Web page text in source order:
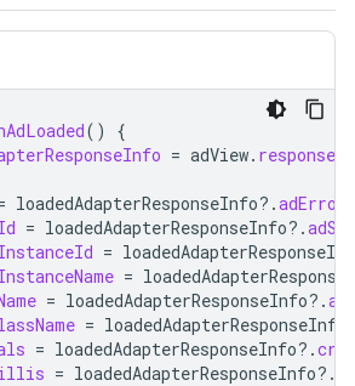
()
{
= adView.
loadedAdapterResponseInfo?.adError
= loadedAdapterResponseInfo?.
=
=
= loadedAdapterResponseInfo?.
= loadedAdapterResponseInfo
= loadedAdapterResponseInfo?.
= loadedAdapterResponseInfo?.